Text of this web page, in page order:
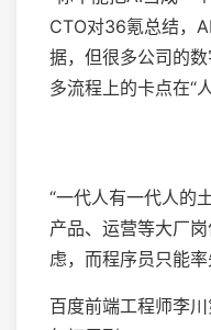
CTO对36氪总结，
据，但很多公司的
多流程上的卡点在“
“一代人有一代人的
产品、运营等大厂
虑，而程序员只能率
百度前端工程师李